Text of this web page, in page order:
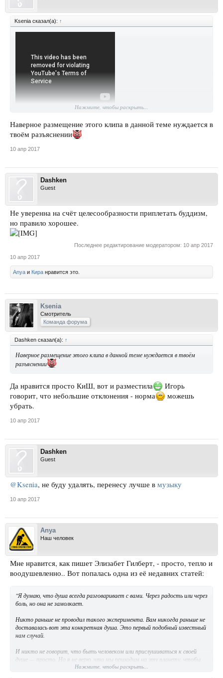
Ksenia сказал(а): ↑
Нажмите, чтобы раскрыть...
Наверное размещение этого клипа в данной теме нуждается в
твоём разъяснении
10 апр 2017
Dashken
Guest
Не уверенна на счёт целесообразности приплетать буддизм,
но правило хорошее.
Последнее редактирование модератором: 10 апр 2017
10 апр 2017
Anya и Кира нравится это.
Ksenia
Смотритель
Команда форума
Dashken сказал(а): ↑
Наверное размещение этого клипа в данной теме нуждается в твоём
разъяснении
Да нравится просто КиШ, вот и разместила
Игорь
говорит, что небольшие отклонения - норма
можешь
убрать.
10 апр 2017
Dashken
Guest
@Ksenia, не буду удалять, перенесу лучше в музыку
10 апр 2017
Anya
Наш человек
Мне нравится, как пишет Элизабет Гилберт, - просто, тепло и
воодушевленно.. Вот попалась одна из её недавних статей:
"Я думаю, что душа всегда разговаривает с вами. Через радость или через
боль, но она не замолкает.
Никто раньше не проводил такого эксперимента. Вам никогда раньше не
доставалась вот эта конкретная душа. Это первый подобный известный
нам случай.
И никто не говорит, что быть человеком или прислушиваться к своей
душе — просто. Но я не верю, что мы приходим на эту планету, чтобы
порхать, как бабочка, ни о чем не задумываться, и быть увлекаемым
Нажмите, чтобы раскрыть...